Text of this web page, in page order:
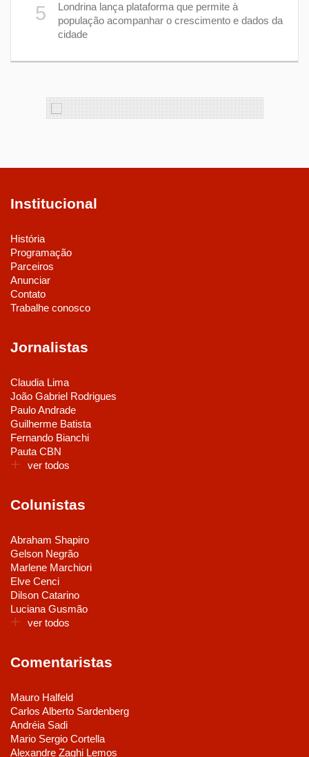
5
Londrina lança plataforma que permite à
população acompanhar o crescimento e dados da
cidade
Institucional
História
Programação
Parceiros
Anunciar
Contato
Trabalhe conosco
Jornalistas
Claudia Lima
João Gabriel Rodrigues
Paulo Andrade
Guilherme Batista
Fernando Bianchi
Pauta CBN
ver todos
Colunistas
Abraham Shapiro
Gelson Negrão
Marlene Marchiori
Elve Cenci
Dilson Catarino
Luciana Gusmão
ver todos
Comentaristas
Mauro Halfeld
Carlos Alberto Sardenberg
Andréia Sadi
Mario Sergio Cortella
Alexandre Zaghi Lemos